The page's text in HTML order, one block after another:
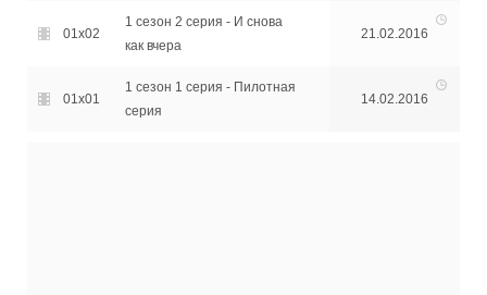
01x02
1 сезон 2 серия - И снова
как вчера
21.02.2016
01x01
1 сезон 1 серия - Пилотная
серия
14.02.2016